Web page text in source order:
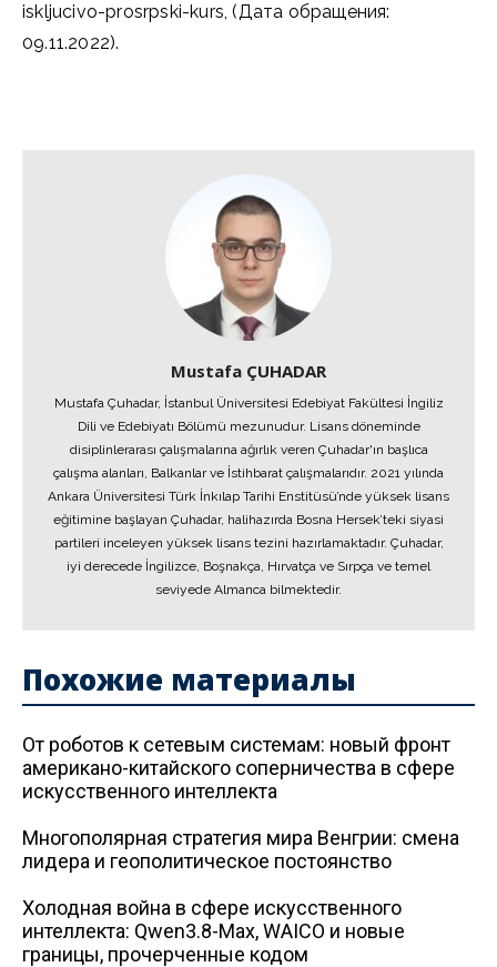
iskljucivo-prosrpski-kurs, (Дата обращения:
09.11.2022).
Mustafa ÇUHADAR
Mustafa Çuhadar, İstanbul Üniversitesi Edebiyat Fakültesi İngiliz
Dili ve Edebiyatı Bölümü mezunudur. Lisans döneminde
disiplinlerarası çalışmalarına ağırlık veren Çuhadar'ın başlıca
çalışma alanları, Balkanlar ve İstihbarat çalışmalarıdır. 2021 yılında
Ankara Üniversitesi Türk İnkılap Tarihi Enstitüsü’nde yüksek lisans
eğitimine başlayan Çuhadar, halihazırda Bosna Hersek’teki siyasi
partileri inceleyen yüksek lisans tezini hazırlamaktadır. Çuhadar,
iyi derecede İngilizce, Boşnakça, Hırvatça ve Sırpça ve temel
seviyede Almanca bilmektedir.
Похожие материалы
От роботов к сетевым системам: новый фронт
американо-китайского соперничества в сфере
искусственного интеллекта
Многополярная стратегия мира Венгрии: смена
лидера и геополитическое постоянство
Холодная война в сфере искусственного
интеллекта: Qwen3.8-Max, WAICO и новые
границы, прочерченные кодом